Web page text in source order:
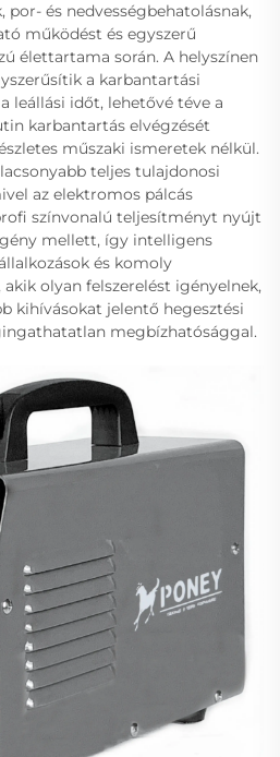
por- és nedvességbehatolásnak,
működést és egyszerű
élettartama során. A helyszínen
a karbantartási
leállási időt, lehetővé téve a
karbantartás elvégzését
műszaki ismeretek nélkül.
teljes tulajdonosi
az elektromos pálcás
színvonalú teljesítményt nyújt
mellett, így intelligens
és komoly
olyan felszerelést igényelnek,
kihívásokat jelentő hegesztési
megbízhatósággal.